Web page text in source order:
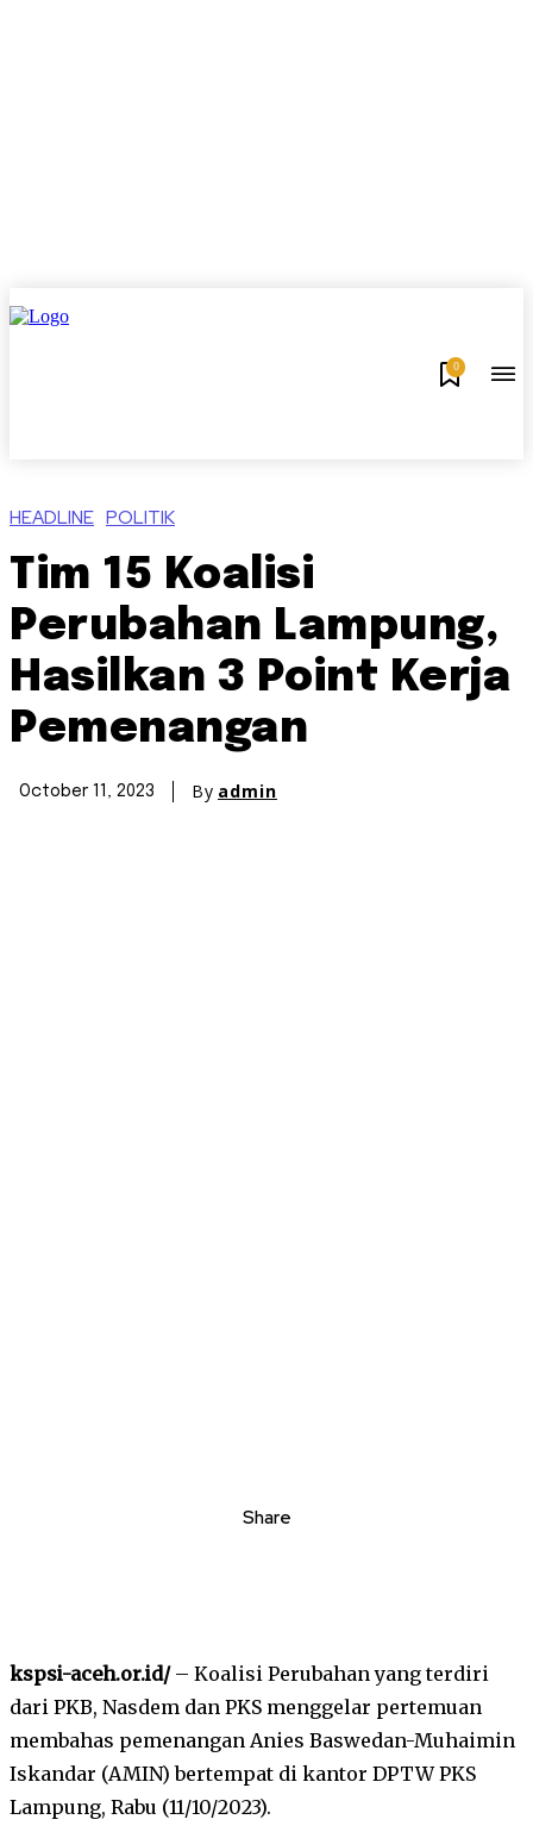
0
HEADLINE POLITIK
Tim 15 Koalisi
Perubahan Lampung,
Hasilkan 3 Point Kerja
Pemenangan
October 11, 2023 By admin
Share
kspsi-aceh.or.id/– Koalisi Perubahan yang terdiri
dari PKB, Nasdem dan PKS menggelar pertemuan
membahas pemenangan Anies Baswedan-Muhaimin
Iskandar (AMIN) bertempat di kantor DPTW PKS
Lampung, Rabu (11/10/2023).